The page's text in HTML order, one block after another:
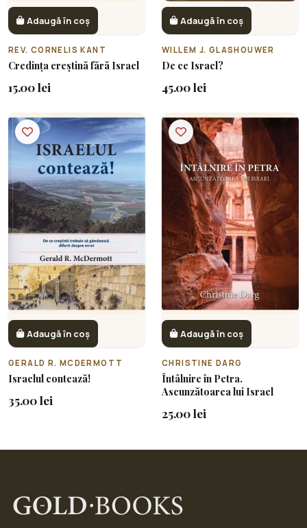
Adaugă în coș
REV. CORNELIS KANT
Credința creștină fără Israel
15.00 lei
Adaugă în coș
WILLEM J. GLASHOUWER
De ce Israel?
45.00 lei
Adaugă în coș
GERALD R. MCDERMOTT
Israelul contează!
35.00 lei
Adaugă în coș
CHRISTINE DARG
Întâlnire în Petra.
Ascunzătoarea lui Israel
25.00 lei